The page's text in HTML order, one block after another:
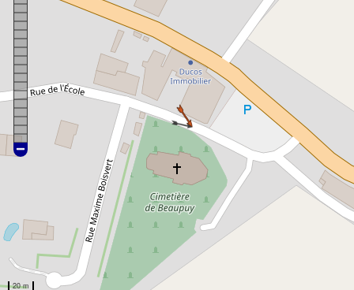
20 m
VOTRE Expert Comptable en
ligne
dispo Beaupuy Comptabilité Dès
44.9 € mensuel